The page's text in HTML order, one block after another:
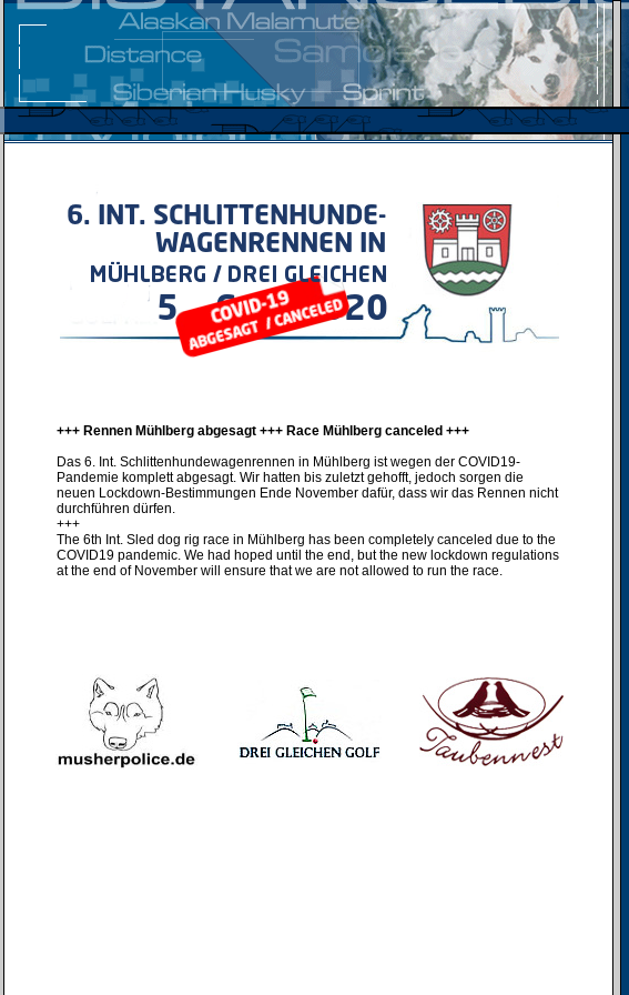
+++ Rennen Mühlberg abgesagt +++ Race Mühlberg canceled +++
Das 6. Int. Schlittenhundewagenrennen in Mühlberg ist wegen der COVID19-
Pandemie komplett abgesagt. Wir hatten bis zuletzt gehofft, jedoch sorgen die
neuen Lockdown-Bestimmungen Ende November dafür, dass wir das Rennen nicht
durchführen dürfen.
+++
The 6th Int. Sled dog rig race in Mühlberg has been completely canceled due to the
COVID19 pandemic. We had hoped until the end, but the new lockdown regulations
at the end of November will ensure that we are not allowed to run the race.